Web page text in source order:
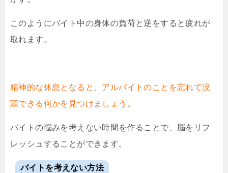
このようにバイト中の身体の負荷と逆をすると疲れが
取れます。
精神的な休息となると、アルバイトのことを忘れて没
頭できる何かを見つけましょう。
バイトの悩みを考えない時間を作ることで、脳をリフ
レッシュすることができます。
バイトを考えない方法